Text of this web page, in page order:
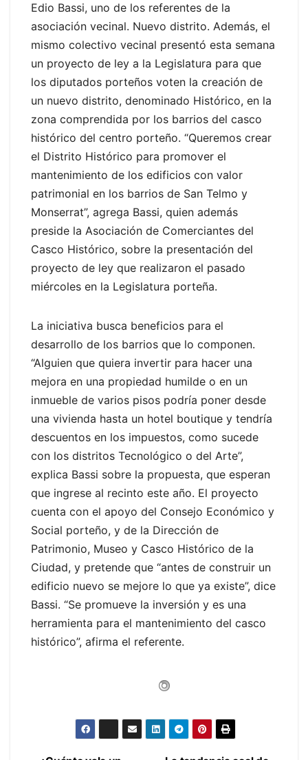
Edio Bassi, uno de los referentes de la
asociación vecinal. Nuevo distrito. Además, el
mismo colectivo vecinal presentó esta semana
un proyecto de ley a la Legislatura para que
los diputados porteños voten la creación de
un nuevo distrito, denominado Histórico, en la
zona comprendida por los barrios del casco
histórico del centro porteño. “Queremos crear
el Distrito Histórico para promover el
mantenimiento de los edificios con valor
patrimonial en los barrios de San Telmo y
Monserrat”, agrega Bassi, quien además
preside la Asociación de Comerciantes del
Casco Histórico, sobre la presentación del
proyecto de ley que realizaron el pasado
miércoles en la Legislatura porteña.
La iniciativa busca beneficios para el
desarrollo de los barrios que lo componen.
“Alguien que quiera invertir para hacer una
mejora en una propiedad humilde o en un
inmueble de varios pisos podría poner desde
una vivienda hasta un hotel boutique y tendría
descuentos en los impuestos, como sucede
con los distritos Tecnológico o del Arte”,
explica Bassi sobre la propuesta, que esperan
que ingrese al recinto este año. El proyecto
cuenta con el apoyo del Consejo Económico y
Social porteño, y de la Dirección de
Patrimonio, Museo y Casco Histórico de la
Ciudad, y pretende que “antes de construir un
edificio nuevo se mejore lo que ya existe”, dice
Bassi. “Se promueve la inversión y es una
herramienta para el mantenimiento del casco
histórico”, afirma el referente.